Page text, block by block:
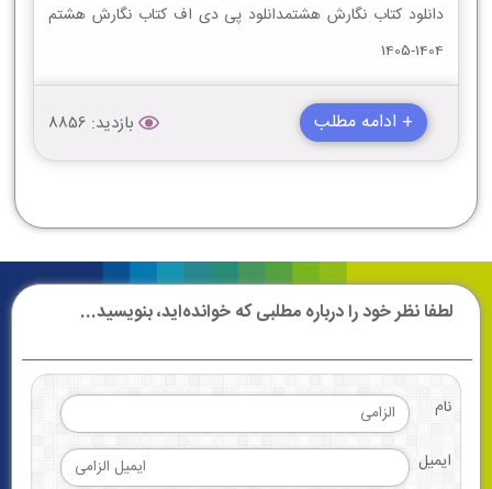
دانلود کتاب نگارش هشتمدانلود پی دی اف کتاب نگارش هشتم
1404-1405
+ ادامه مطلب بازدید: 8856
لطفا نظر خود را درباره مطلبی که خوانده‌اید، بنویسید...
نام
ایمیل